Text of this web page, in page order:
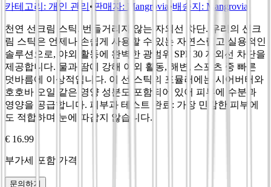
카테고리 : 개인 관리 • 판매자: Mangrovia •배송지: Mangrovia
천연 선크림 스틱. 번들거리지 않는 자외선 차단. 우리의 선크
림 스틱은 언제나 손쉽게 사용할 수 있는 자연스럽고 실용적인
솔루션으로, 야외 활동에 완벽한 광범위 SPF 30 자외선 차단을
제공합니다. 물과 땀에 강해 야외 활동, 해변, 스포츠 중 빠른
덧바름에 이상적입니다. 이 선 스틱의 포뮬러에는 시어버터와
호호바 오일 같은 영양 성분도 포함되어 있어 피부에 수분과
영양을 공급합니다. 피부과 테스트 완료: 가장 민감한 피부에
도 적합하며 눈에 따갑지 않습니다.
€ 16.99
부가세 포함 가격
문의하기